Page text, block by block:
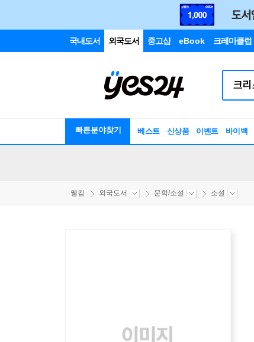
국내도서 외국도서 중고샵 eBook 크레마클럽
빠른분야찾기 베스트 신상품 이벤트 바이백
웰컴 외국도서 문학/소설 소설